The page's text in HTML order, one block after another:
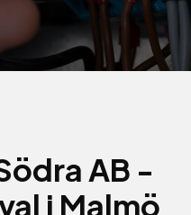
AB -
i Malmö